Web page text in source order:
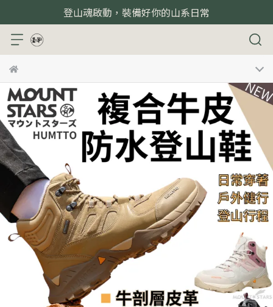
登山魂啟動，裝備好你的山系日常